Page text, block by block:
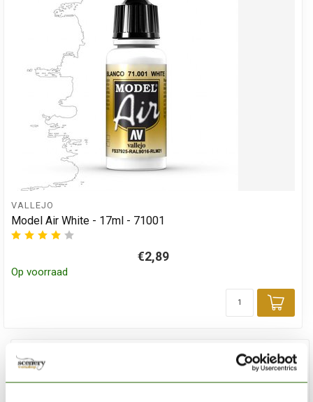
VALLEJO
Model Air White - 17ml - 71001
€2,89
Op voorraad